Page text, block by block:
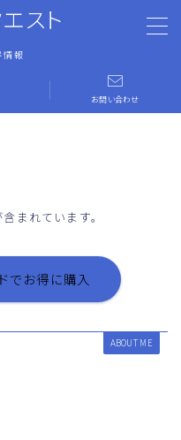
スト
報
お問い合わせ
まれています。
でお得に購入
ABOUT ME